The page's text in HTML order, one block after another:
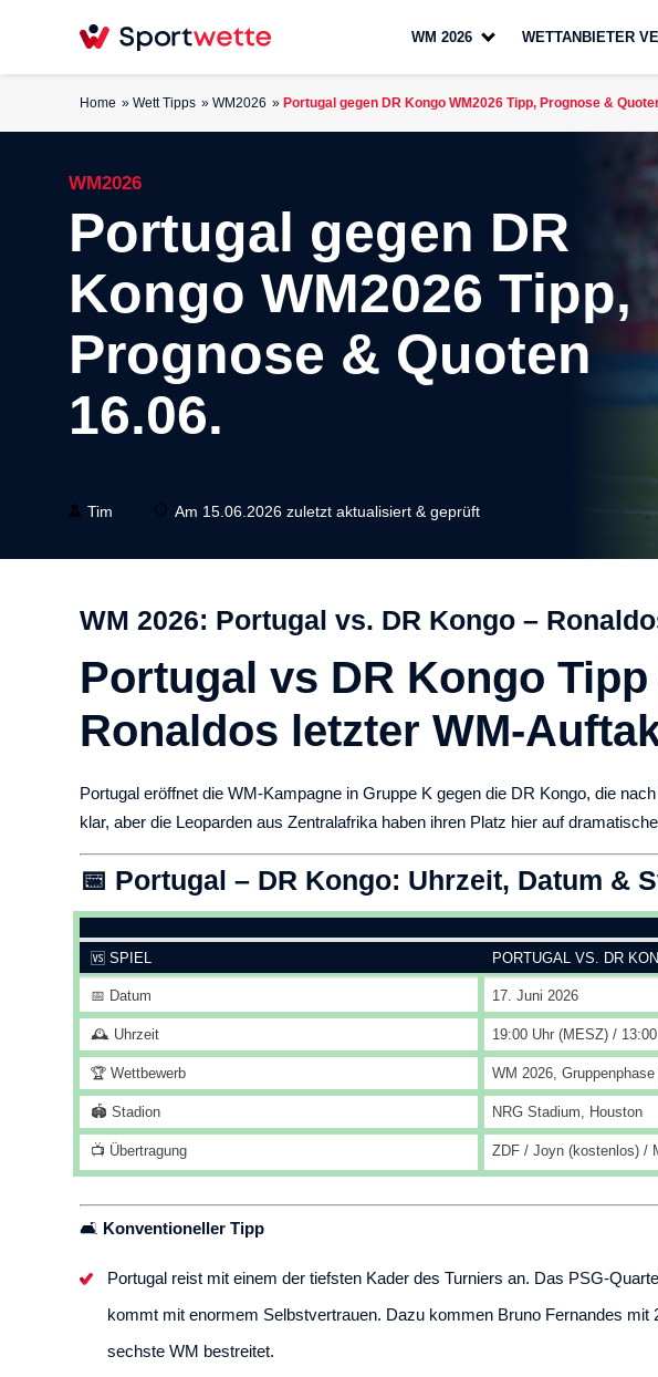
WM 2026 WETTANBIETER
Home Wett Tipps WM2026 Portugal gegen DR Kongo WM2026 Tipp, Prognose &
WM2026
Portugal gegen DR
Kongo WM2026 Tipp,
Prognose & Quoten
16.06.
Tim Am 15.06.2026 zuletzt aktualisiert & geprüft
WM 2026: Portugal vs. DR Kongo –
Portugal vs DR Kongo
Ronaldos letzter WM-
Portugal eröffnet die WM-Kampagne in Gruppe K gegen die DR Kongo, die
klar, aber die Leoparden aus Zentralafrika haben ihren Platz hier auf
📅 Portugal – DR Kongo: Uhrzeit, Datum &
🆚 SPIEL PORTUGAL VS. DR
📅 Datum 17. Juni 2026
🕰️ Uhrzeit 19:00 Uhr (MESZ) /
🏆 Wettbewerb WM 2026,
🏟️ Stadion NRG Stadium, Houston
📺 Übertragung ZDF / Joyn (kostenlos) /
🛋️ Konventioneller Tipp
Portugal reist mit einem der tiefsten Kader des Turniers an. Das PSG-
kommt mit enormem Selbstvertrauen. Dazu kommen Bruno Fernandes
sechste WM bestreitet.